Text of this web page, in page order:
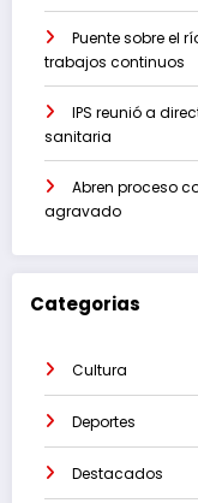
Puente sobre el
trabajos continuos
IPS reunió a
sanitaria
Abren proceso
agravado
Categorias
Cultura
Deportes
Destacados